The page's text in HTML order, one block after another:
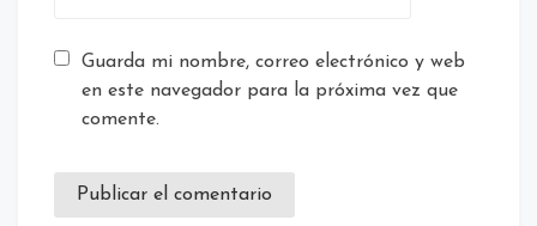
Guarda mi nombre, correo electrónico y web
en este navegador para la próxima vez que
comente.